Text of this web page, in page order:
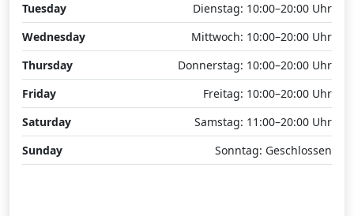
Tuesday
Dienstag: 10:00–20:00 Uhr
Wednesday
Mittwoch: 10:00–20:00 Uhr
Thursday
Donnerstag: 10:00–20:00 Uhr
Friday
Freitag: 10:00–20:00 Uhr
Saturday
Samstag: 11:00–20:00 Uhr
Sunday
Sonntag: Geschlossen